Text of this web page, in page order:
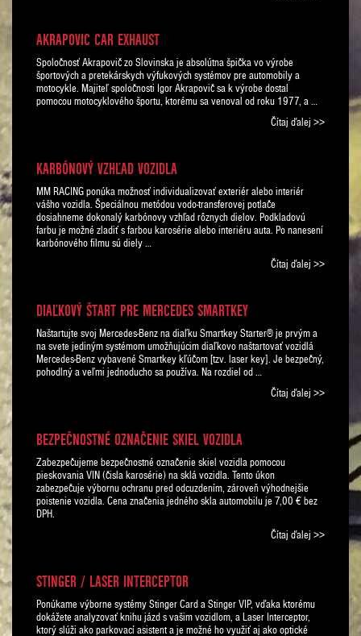
AKRAPOVIC CAR EXHAUST
Spoločnosť Akrapovič zo Slovinska je absolútna špička vo výrobe
športových a pretekárskych výfukových systémov pre automobily a
motocykle. Majiteľ spoločnosti Igor Akrapovič sa k výrobe dostal
pomocou motocyklového športu, ktorému sa venoval od roku 1977, a …
Čítaj ďalej >>
KARBÓNOVÝ VZHĽAD VOZIDLA
MM RACING ponúka možnosť individualizovať exteriér alebo interiér
vášho vozidla. Špeciálnou metódou vodo-transferovej potlače
dosiahneme dokonalý karbónovy vzhľad rôznych dielov. Podkladovú
farbu je možné zladiť s farbou karosérie alebo interiéru auta. Po nanesení
karbónového filmu sú diely …
Čítaj ďalej >>
DIAĽKOVÝ ŠTART PRE MERCEDES SMARTKEY
Naštartujte svoj Mercedes-Benz na diaľku Smartkey Starter® je prvým a
na svete jediným systémom umožňujúcim diaľkovo naštartovať vozidlá
Mercedes-Benz vybavené Smartkey kľúčom [tzv. laser key]. Je bezpečný,
pohodlný a veľmi jednoducho sa používa. Na rozdiel od …
Čítaj ďalej >>
BEZPEČNOSTNÉ OZNAČENIE SKIEL VOZIDLA
Zabezpečujeme bezpečnostné označenie skiel vozidla pomocou
pieskovania VIN (čisla karosérie) na sklá vozidla. Tento úkon
zabezpečuje výbornu ochranu pred odcuzdením, zároveň výhodnejšie
poistenie vozidla. Cena značenia jedného skla automobilu je 7,00 € bez
DPH.
Čítaj ďalej >>
STINGER / LASER INTERCEPTOR
Ponúkame výborne systémy Stinger Card a Stinger VIP, vďaka ktorému
dokážete analyzovať knihu jázd s vašim vozidlom, a Laser Interceptor,
ktorý slúži ako parkovací asistent a je možné ho využiť aj ako optické